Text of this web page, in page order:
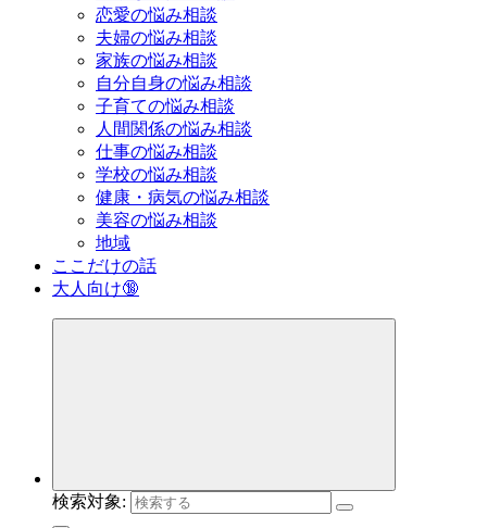
恋愛の悩み相談
夫婦の悩み相談
家族の悩み相談
自分自身の悩み相談
子育ての悩み相談
人間関係の悩み相談
仕事の悩み相談
学校の悩み相談
健康・病気の悩み相談
美容の悩み相談
地域
ここだけの話
大人向け🔞
検索対象: